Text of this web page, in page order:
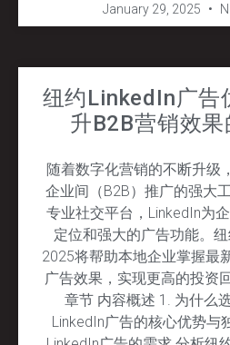
January 29, 2025
纽约LinkedIn广告
升B2B营销效
随着数字化营销的不断升级
企业间（B2B）推广的强大
专业社交平台，LinkedIn为
定位和强大的广告功能。
2025将帮助本地企业掌握最
广告效果，实现更高的投资
章节 内容概述 1. 为什么
LinkedIn广告的核心优势与